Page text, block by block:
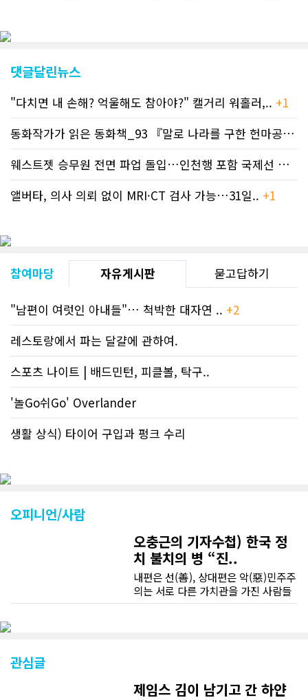
댓글달린뉴스
"다치면 내 손해? 억울해도 참아야?" 캘거리 워홀러,.. +1
동화작가가 읽은 동화책_93 『말로 나라를 구한 헌마공..+2
웨스트젯 승무원 전면 파업 돌입…인천행 포함 국제선 줄..
앨버타, 의사 의뢰 없이 MRI·CT 검사 가능…31일.. +1
참여마당 자유게시판 묻고답하기
"남편이 여럿인 아내들"… 척박한 대자연 .. +2
레스토랑에서 파는 달걀에 관하여.
스포츠 나이트 | 배드민턴, 피클볼, 탁구..
'놀Go쉬Go' Overlander
생활 상식) 타이어 구입과 펑크 수리
오피니언/사람
오충근의 기자수첩) 한국 정
치 불치의 병 “진..
내편은 선(善), 상대편은 악(惡)민주주
의는 서로 다른 가치관을 가진 사람들
복, 배신, 변절이 되었다. 필자의 기억
관심글
제임스 김이 남기고 간 하얀